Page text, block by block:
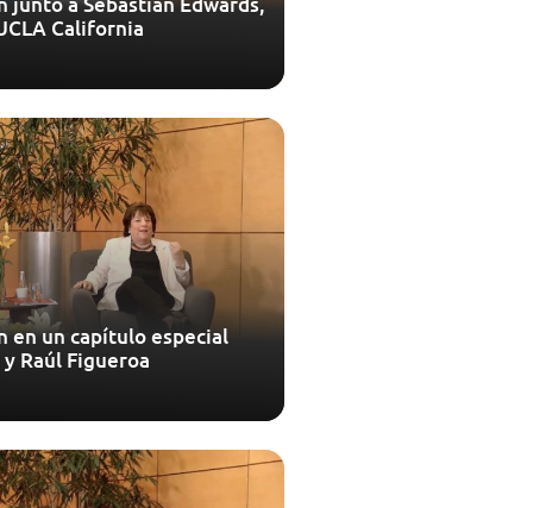
California
en un capítulo especial
Raúl Figueroa